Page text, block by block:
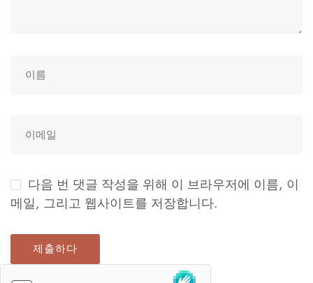
다음 번 댓글 작성을 위해 이 브라우저에 이름, 이
메일, 그리고 웹사이트를 저장합니다.